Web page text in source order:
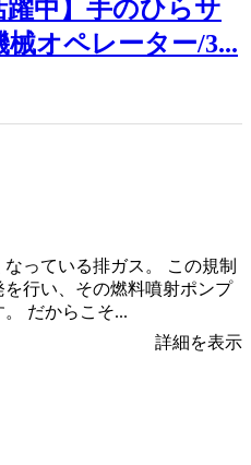
躍中】手のひらサ
オペレーター/3...
っている排ガス。 この規制
行い、その燃料噴射ポンプ
だからこそ...
詳細を表示